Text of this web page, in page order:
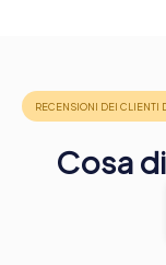
Cosa